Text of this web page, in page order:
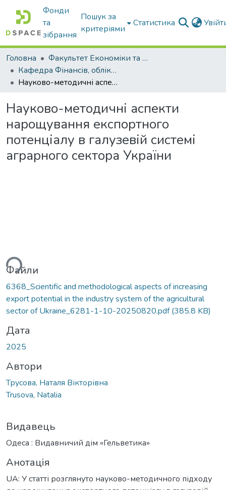
Фонди
та
зібрання
Пошук за
критеріями
Статистика
Головна
Факультет Економіки та бізнесу
Кафедра Фінансів, обліку і оподаткування
Науково-методичні аспекти нарощування експортного потенціалу в галузевій системі аграрного сектора України
Науково-методичні аспекти
нарощування експортного
потенціалу в галузевій системі
аграрного сектора України
Файли
6368_Scientific and methodological aspects of increasing
export potential in the industry system of the agricultural
sector of Ukraine_6281-1-10-20250820.pdf(385.8 KB)
Дата
2025
Автори
Трусова, Наталя Вікторівна
Trusova, Natalia
Видавець
Одеса : Видавничий дім «Гельветика»
Анотація
UA: У статті розглянуто науково-методичного підходу